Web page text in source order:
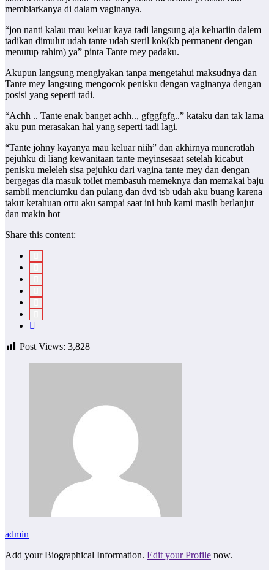
membiarkanya di dalam vaginanya.
“jon nanti kalau mau keluar kaya tadi langsung aja keluariin dalem
tadikan dimulut udah tante udah steril kok(kb permanent dengan
menutup rahim) ya” pinta Tante mey padaku.
Akupun langsung mengiyakan tanpa mengetahui maksudnya dan
Tante mey langsung mengocok penisku dengan vaginanya dengan
posisi yang seperti tadi.
“Achh .. Tante enak banget achh.., gfggfgfg..” kataku dan tak lama
aku pun merasakan hal yang seperti tadi lagi.
“Tante johny kayanya mau keluar niih” dan akhirnya muncratlah
pejuhku di liang kewanitaan tante meyinsesaat setelah kicabut
penisku meleleh sisa pejuhku dari vagina tante mey dan dengan
bergegas dia masuk toilet membasuh memeknya dan memakai baju
sambil menciumku dan pulang dan dvd tsb udah aku buang karena
takut ketahuan ortu aku sampai saat ini hub kami masih berlanjut
dan makin hot
Share this content:
Post Views: 3,828
admin
Add your Biographical Information. Edit your Profile now.